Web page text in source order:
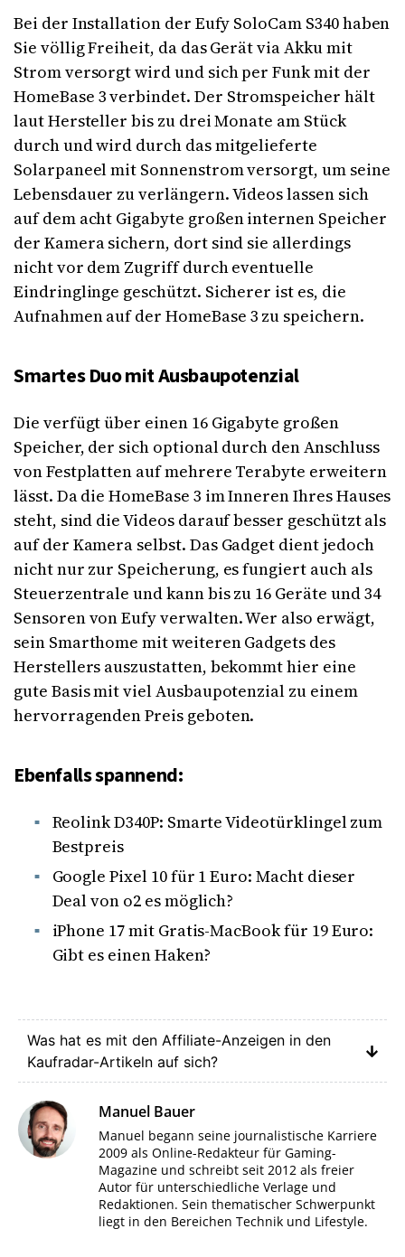
Bei der Installation der Eufy SoloCam S340 haben
Sie völlig Freiheit, da das Gerät via Akku mit
Strom versorgt wird und sich per Funk mit der
HomeBase 3 verbindet. Der Stromspeicher hält
laut Hersteller bis zu drei Monate am Stück
durch und wird durch das mitgelieferte
Solarpaneel mit Sonnenstrom versorgt, um seine
Lebensdauer zu verlängern. Videos lassen sich
auf dem acht Gigabyte großen internen Speicher
der Kamera sichern, dort sind sie allerdings
nicht vor dem Zugriff durch eventuelle
Eindringlinge geschützt. Sicherer ist es, die
Aufnahmen auf der HomeBase 3 zu speichern.
Smartes Duo mit Ausbaupotenzial
Die verfügt über einen 16 Gigabyte großen
Speicher, der sich optional durch den Anschluss
von Festplatten auf mehrere Terabyte erweitern
lässt. Da die HomeBase 3 im Inneren Ihres Hauses
steht, sind die Videos darauf besser geschützt als
auf der Kamera selbst. Das Gadget dient jedoch
nicht nur zur Speicherung, es fungiert auch als
Steuerzentrale und kann bis zu 16 Geräte und 34
Sensoren von Eufy verwalten. Wer also erwägt,
sein Smarthome mit weiteren Gadgets des
Herstellers auszustatten, bekommt hier eine
gute Basis mit viel Ausbaupotenzial zu einem
hervorragenden Preis geboten.
Ebenfalls spannend:
Reolink D340P: Smarte Videotürklingel zum
Bestpreis
Google Pixel 10 für 1 Euro: Macht dieser
Deal von o2 es möglich?
iPhone 17 mit Gratis-MacBook für 19 Euro:
Gibt es einen Haken?
Was hat es mit den Affiliate-Anzeigen in den
Kaufradar-Artikeln auf sich?
Manuel Bauer
Manuel begann seine journalistische Karriere
2009 als Online-Redakteur für Gaming-
Magazine und schreibt seit 2012 als freier
Autor für unterschiedliche Verlage und
Redaktionen. Sein thematischer Schwerpunkt
liegt in den Bereichen Technik und Lifestyle.